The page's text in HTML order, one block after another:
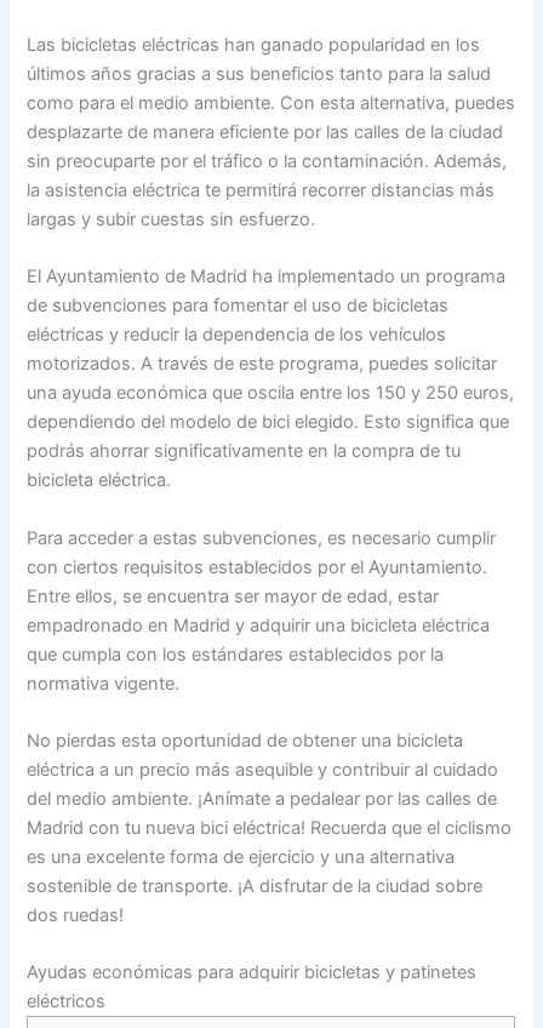
Las bicicletas eléctricas han ganado popularidad en los
últimos años gracias a sus beneficios tanto para la salud
como para el medio ambiente. Con esta alternativa, puedes
desplazarte de manera eficiente por las calles de la ciudad
sin preocuparte por el tráfico o la contaminación. Además,
la asistencia eléctrica te permitirá recorrer distancias más
largas y subir cuestas sin esfuerzo.
El Ayuntamiento de Madrid ha implementado un programa
de subvenciones para fomentar el uso de bicicletas
eléctricas y reducir la dependencia de los vehículos
motorizados. A través de este programa, puedes solicitar
una ayuda económica que oscila entre los 150 y 250 euros,
dependiendo del modelo de bici elegido. Esto significa que
podrás ahorrar significativamente en la compra de tu
bicicleta eléctrica.
Para acceder a estas subvenciones, es necesario cumplir
con ciertos requisitos establecidos por el Ayuntamiento.
Entre ellos, se encuentra ser mayor de edad, estar
empadronado en Madrid y adquirir una bicicleta eléctrica
que cumpla con los estándares establecidos por la
normativa vigente.
No pierdas esta oportunidad de obtener una bicicleta
eléctrica a un precio más asequible y contribuir al cuidado
del medio ambiente. ¡Anímate a pedalear por las calles de
Madrid con tu nueva bici eléctrica! Recuerda que el ciclismo
es una excelente forma de ejercicio y una alternativa
sostenible de transporte. ¡A disfrutar de la ciudad sobre
dos ruedas!
Ayudas económicas para adquirir bicicletas y patinetes
eléctricos